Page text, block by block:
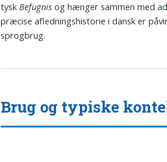
tyskBefugnis og hænger sammen med
præcise afledningshistorie i dansk er
sprogbrug.
Brug og typiske